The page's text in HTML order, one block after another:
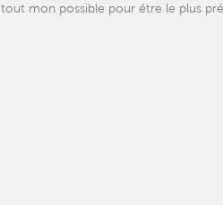
mon possible pour étre le plus